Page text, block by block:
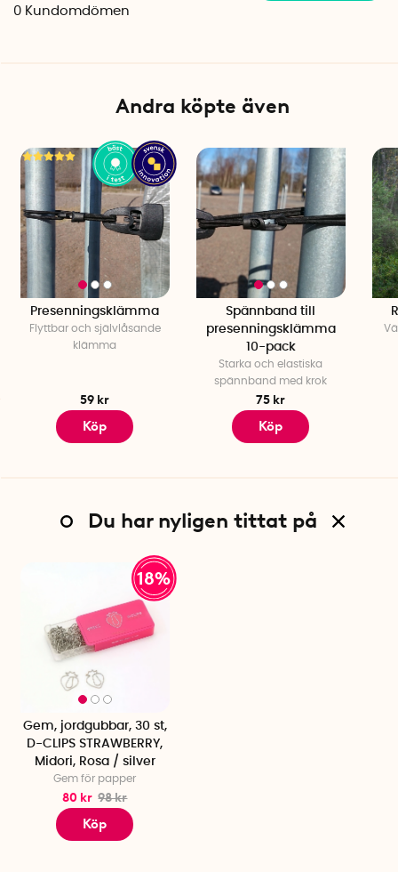
Material: Metall
0 Kundomdömen
Andra köpte även
Presenningsklämma
Flyttbar och självlåsande
klämma
59 kr
Köp
Spännband till
presenningsklämma
10-pack
Starka och elastiska
spännband med krok
75 kr
Köp
Du har nyligen tittat på
18%
Gem, jordgubbar, 30 st,
D-CLIPS STRAWBERRY,
Midori, Rosa / silver
Gem för papper
80 kr 98 kr
Köp